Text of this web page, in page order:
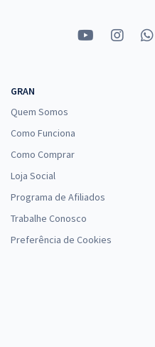
GRAN
Quem Somos
Como Funciona
Como Comprar
Loja Social
Programa de Afiliados
Trabalhe Conosco
Preferência de Cookies